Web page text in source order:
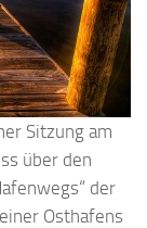
Sitzung am
über den
der
Osthafens